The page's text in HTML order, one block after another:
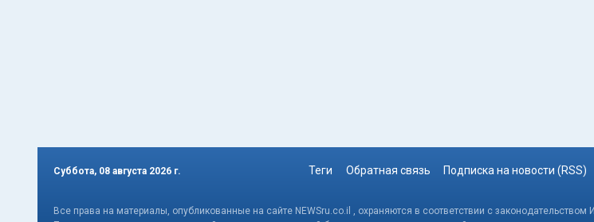
Суббота, 08 августа 2026 г. Теги Обратная связь Подписка на новости (RSS)
Все права на материалы, опубликованные на сайте NEWSru.co.il , охраняются в соответствии с